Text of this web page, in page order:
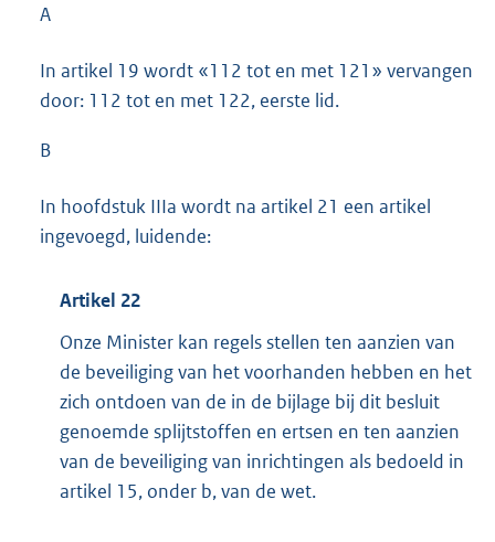
A
In artikel 19 wordt «112 tot en met 121» vervangen
door: 112 tot en met 122, eerste lid.
B
In hoofdstuk IIIa wordt na artikel 21 een artikel
ingevoegd, luidende:
Artikel 22
Onze Minister kan regels stellen ten aanzien van
de beveiliging van het voorhanden hebben en het
zich ontdoen van de in de bijlage bij dit besluit
genoemde splijtstoffen en ertsen en ten aanzien
van de beveiliging van inrichtingen als bedoeld in
artikel 15, onder b, van de wet.